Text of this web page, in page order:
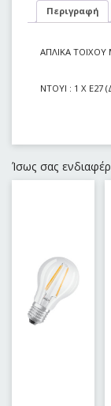
Περιγραφή
ΑΠΛΙΚΑ ΤΟΙΧΟΥ
ΝΤΟΥΙ : 1 Χ Ε27
Ίσως σας